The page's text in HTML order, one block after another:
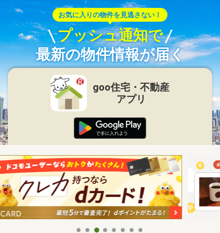
お気に入りの物件を見逃さない！
プッシュ通知で
最新の物件情報が届く
goo住宅・不動産
アプリ